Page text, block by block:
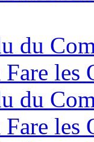
du
Fare les
du
Fare